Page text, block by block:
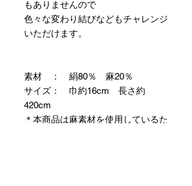
もありませんので
色々な変わり結びなどもチャレンジ
いただけます。
素材 ： 絹80％ 麻20％
サイズ： 巾約16cm 長さ約
420cm
＊本商品は麻素材を使用しているた